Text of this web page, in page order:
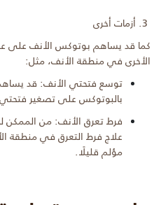
كما قد يساهم بوتوكس الأنف على
الأخرى في منطقة الأنف، مثل:
توسع فتحتي الأنف: قد
بالبوتوكس على تصغير فتحتي
فرط تعرق الأنف: من
علاج فرط التعرق في منطقة
مؤلم قليلًا.